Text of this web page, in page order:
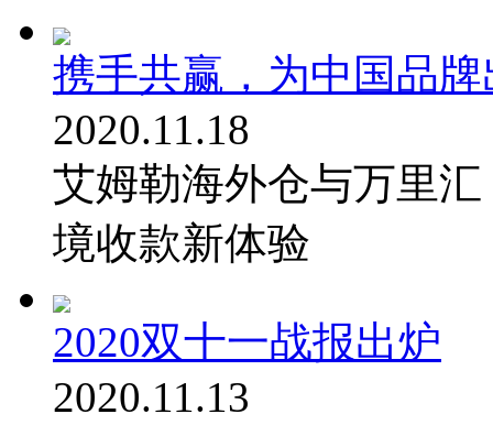
携手共赢，为中国品
2020.11.18
艾姆勒海外仓与万里
境收款新体验
2020双十一战报出炉
2020.11.13